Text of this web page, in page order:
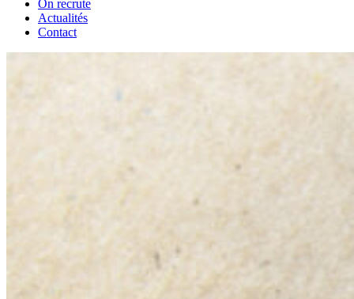
On recrute
Actualités
Contact